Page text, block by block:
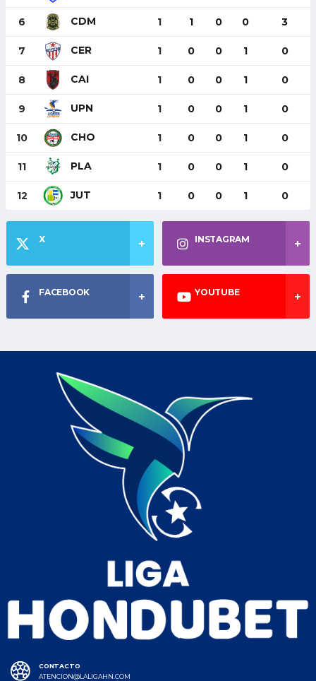
6 CDM 1 1 0 0 3
7 CER 1 0 0 1 0
8 CAI 1 0 0 1 0
9 UPN 1 0 0 1 0
10 CHO 1 0 0 1 0
11 PLA 1 0 0 1 0
12 JUT 1 0 0 1 0
X INSTAGRAM
FACEBOOK YOUTUBE
CONTACTO
ATENCION@LALIGAHN.COM